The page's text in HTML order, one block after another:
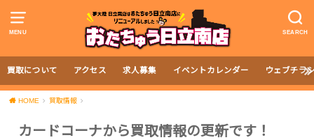
MENU SEARCH
買取について アクセス 求人募集 イベントカレンダー ウェブチラ
HOME 買取情報
カードコーナから買取情報の更新です！